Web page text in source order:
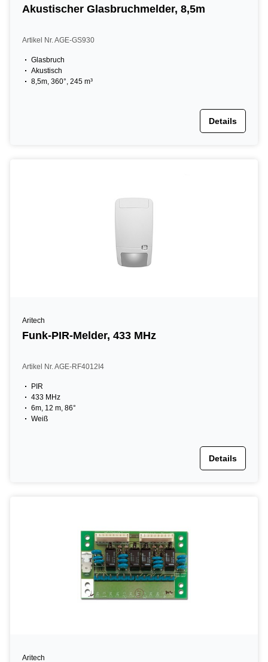
Akustischer Glasbruchmelder, 8,5m
Artikel Nr. AGE-GS930
Glasbruch
Akustisch
8,5m, 360°, 245 m³
Details
Aritech
Funk-PIR-Melder, 433 MHz
Artikel Nr. AGE-RF4012I4
PIR
433 MHz
6m, 12 m, 86°
Weiß
Details
Aritech